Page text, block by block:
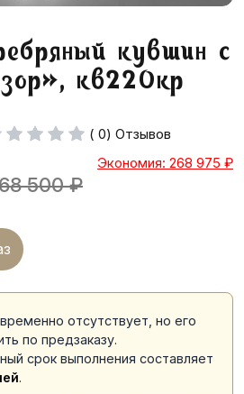
кувшин с
кв220кр
( 0) Отзывов
500 ₽
Экономия: 268 975 ₽
отсутствует, но его
по предзаказу.
срок выполнения составляет
.